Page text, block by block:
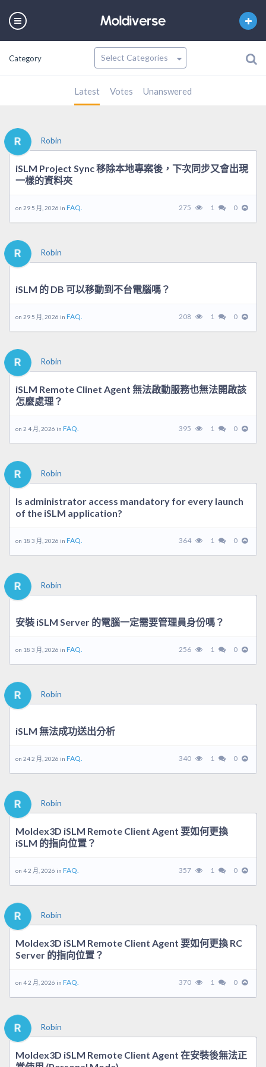
Category
Latest Votes Unanswered
Robin
iSLM Project Sync 移除本地專案後，下次同步又會出現
一樣的資料夾
on 29 5 月, 2026 in FAQ. 275 1 0
Robin
iSLM 的 DB 可以移動到不台電腦嗎？
on 29 5 月, 2026 in FAQ. 208 1 0
Robin
iSLM Remote Clinet Agent 無法啟動服務也無法開啟該
怎麼處理？
on 2 4 月, 2026 in FAQ. 395 1 0
Robin
Is administrator access mandatory for every launch
of the iSLM application?
on 18 3 月, 2026 in FAQ. 364 1 0
Robin
安裝 iSLM Server 的電腦一定需要管理員身份嗎？
on 18 3 月, 2026 in FAQ. 256 1 0
Robin
iSLM 無法成功送出分析
on 24 2 月, 2026 in FAQ. 340 1 0
Robin
Moldex3D iSLM Remote Client Agent 要如何更換
iSLM 的指向位置？
on 4 2 月, 2026 in FAQ. 357 1 0
Robin
Moldex3D iSLM Remote Client Agent 要如何更換 RC
Server 的指向位置？
on 4 2 月, 2026 in FAQ. 370 1 0
Robin
Moldex3D iSLM Remote Client Agent 在安裝後無法正